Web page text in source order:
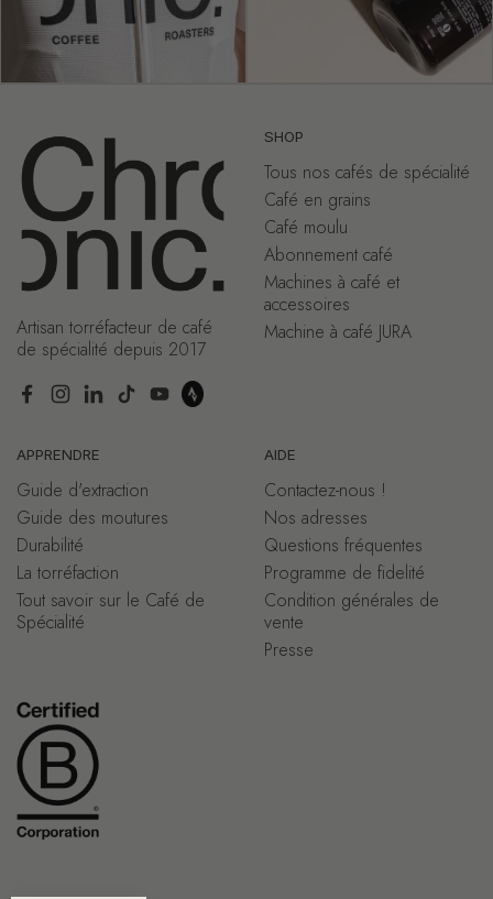
Artisan torréfacteur de café
de spécialité depuis 2017
Facebook
Instagram
LinkedIn
TikTokYouTube
SHOP
Tous nos cafés de spécialité
Café en grains
Café moulu
Abonnement café
Machines à café et
accessoires
Machine à café JURA
APPRENDRE
Guide d'extraction
Guide des moutures
Durabilité
La torréfaction
Tout savoir sur le Café de
Spécialité
AIDE
Contactez-nous !
Nos adresses
Questions fréquentes
Programme de fidelité
Condition générales de
vente
Presse